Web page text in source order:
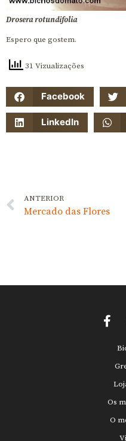
Drosera rotundifolia
Espero que gostem.
31 Vizualizações
Facebook
LinkedIn
ANTERIOR
Mercado das Flores
Os
O